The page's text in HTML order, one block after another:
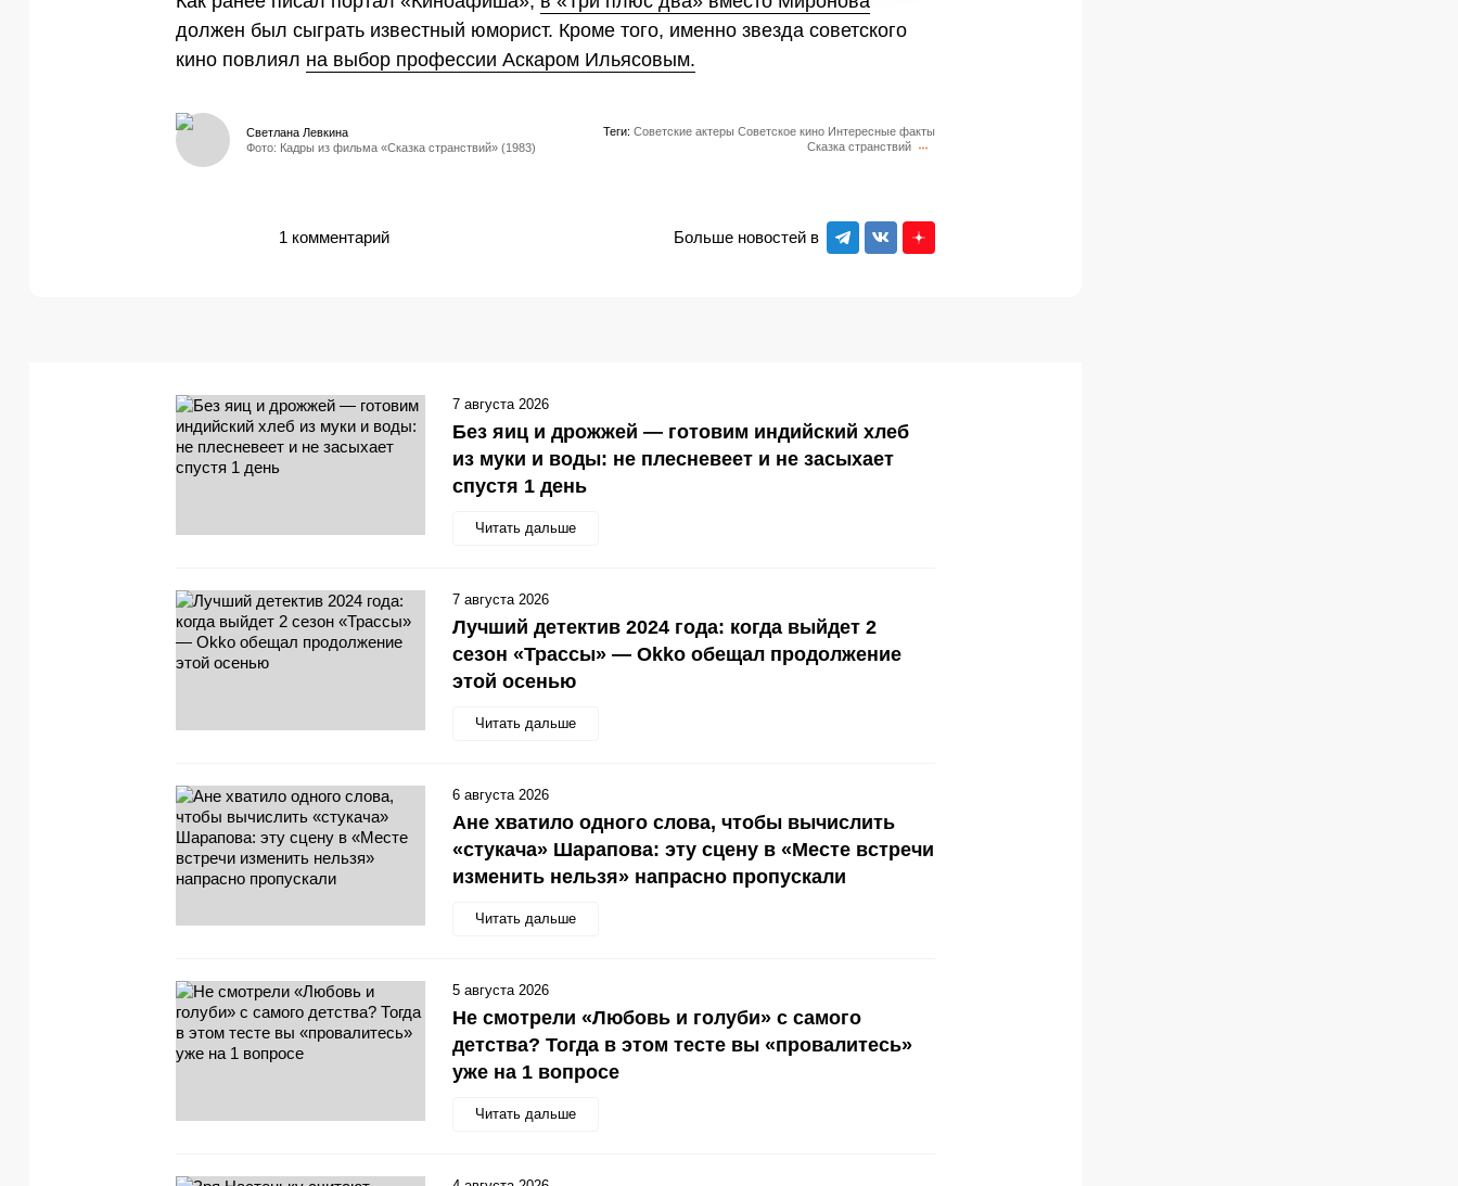
должен был сыграть известный юморист. Кроме того, именно звезда советского
кино повлиял на выбор профессии Аскаром Ильясовым.
Фото: Кадры из фильма «Сказка странствий» (1983)
Светлана Левкина Теги: Советские актеры Советское кино Интересные факты
Сказка странствий
Больше новостей в
1 комментарий
Без яиц и дрожжей — готовим индийский хлеб
из муки и воды: не плесневеет и не засыхает
спустя 1 день
Читать дальше
7 августа 2026
Лучший детектив 2024 года: когда выйдет 2
сезон «Трассы» — Okko обещал продолжение
этой осенью
Читать дальше
7 августа 2026
Ане хватило одного слова, чтобы вычислить
«стукача» Шарапова: эту сцену в «Месте встречи
изменить нельзя» напрасно пропускали
Читать дальше
6 августа 2026
Не смотрели «Любовь и голуби» с самого
детства? Тогда в этом тесте вы «провалитесь»
уже на 1 вопросе
Читать дальше
5 августа 2026